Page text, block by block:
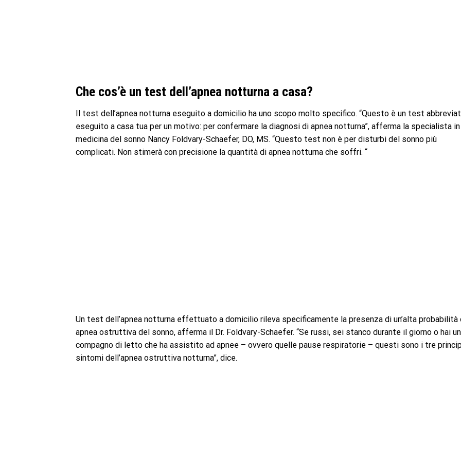
Che cos’è un test dell’apnea notturna a casa?
Il test dell’apnea notturna eseguito a domicilio ha uno scopo molto specifico. “Questo è un test
eseguito a casa tua per un motivo: per confermare la diagnosi di apnea notturna”, afferma la specialista in
medicina del sonno Nancy Foldvary-Schaefer, DO, MS. “Questo test non è per disturbi del sonno più
complicati. Non stimerà con precisione la quantità di apnea notturna che soffri. “
Un test dell’apnea notturna effettuato a domicilio rileva specificamente la presenza di un’alta probabilità
apnea ostruttiva del sonno, afferma il Dr. Foldvary-Schaefer. “Se russi, sei stanco durante il giorno o hai un
compagno di letto che ha assistito ad apnee – ovvero quelle pause respiratorie – questi sono i tre
sintomi dell’apnea ostruttiva notturna”, dice.